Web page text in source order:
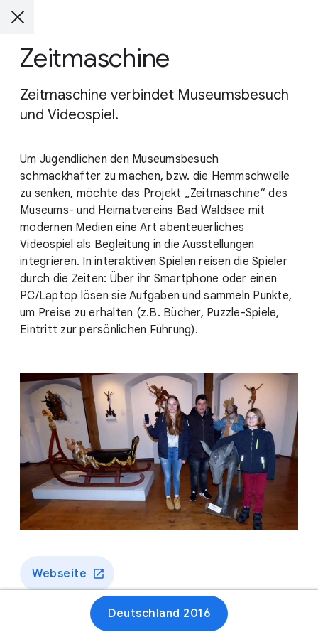
Zeitmaschine
Zeitmaschine verbindet Museumsbesuch
und Videospiel.
Um Jugendlichen den Museumsbesuch
schmackhafter zu machen, bzw. die Hemmschwelle
zu senken, möchte das Projekt „Zeitmaschine“ des
Museums- und Heimatvereins Bad Waldsee mit
modernen Medien eine Art abenteuerliches
Videospiel als Begleitung in die Ausstellungen
integrieren. In interaktiven Spielen reisen die Spieler
durch die Zeiten: Über ihr Smartphone oder einen
PC/Laptop lösen sie Aufgaben und sammeln Punkte,
um Preise zu erhalten (z.B. Bücher, Puzzle-Spiele,
Eintritt zur persönlichen Führung).
Webseite
Deutschland 2016